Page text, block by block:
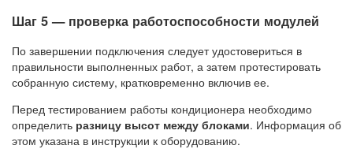
Шаг 5 — проверка работоспособности модулей
По завершении подключения следует удостовериться в
правильности выполненных работ, а затем протестировать
собранную систему, кратковременно включив ее.
Перед тестированием работы кондиционера необходимо
определить разницу высот между блоками. Информация об
этом указана в инструкции к оборудованию.